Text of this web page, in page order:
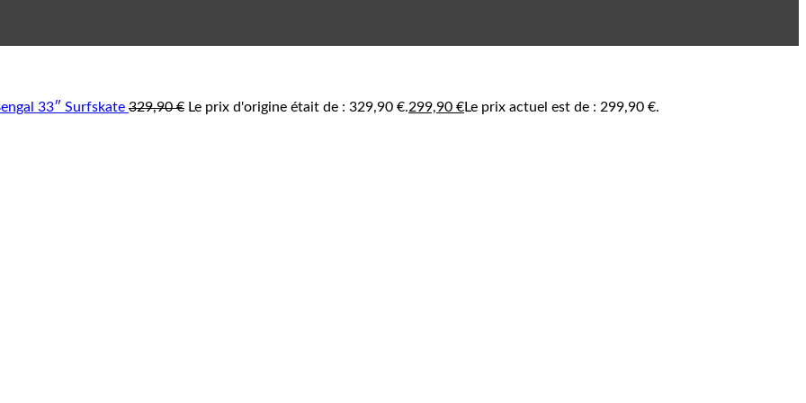
33″ Surfskate 329,90€ Le prix d'origine était de : 329,90 €.299,90 €Le prix actuel est de : 299,90 €.